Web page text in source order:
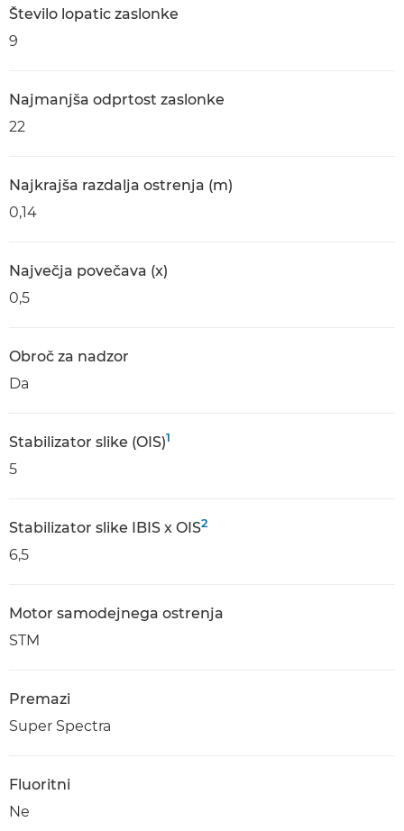
Število lopatic zaslonke
9
Najmanjša odprtost zaslonke
22
Najkrajša razdalja ostrenja (m)
0,14
Največja povečava (x)
0,5
Obroč za nadzor
Da
Stabilizator slike (OIS)1
5
Stabilizator slike IBIS x OIS2
6,5
Motor samodejnega ostrenja
STM
Premazi
Super Spectra
Fluoritni
Ne